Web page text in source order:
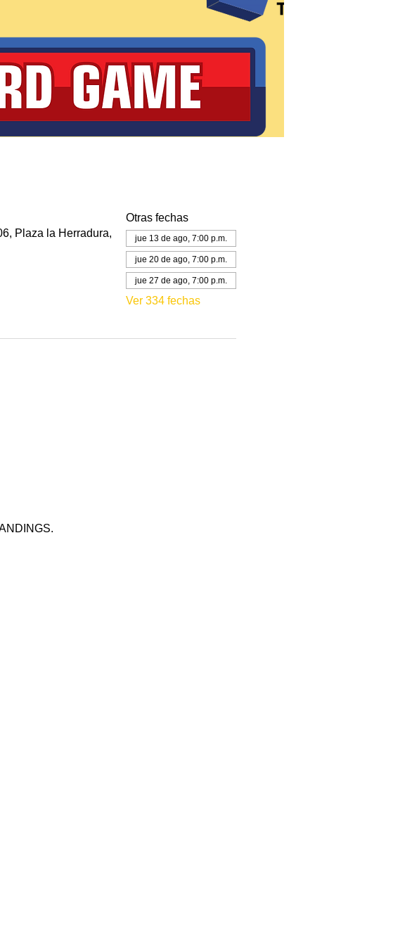
Plaza la Herradura,
Otras fechas
jue 13 de ago, 7:00 p.m.
jue 20 de ago, 7:00 p.m.
jue 27 de ago, 7:00 p.m.
Ver 334 fechas